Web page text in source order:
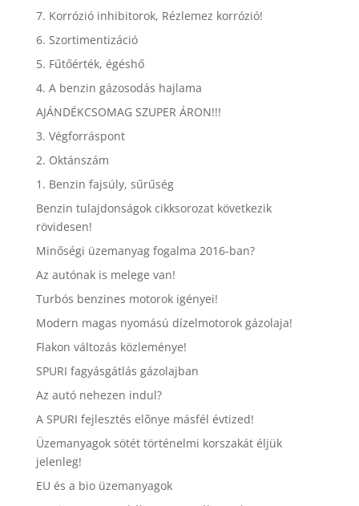
7. Korrózió inhibitorok, Rézlemez korrózió!
6. Szortimentizáció
5. Fűtőérték, égéshő
4. A benzin gázosodás hajlama
AJÁNDÉKCSOMAG SZUPER ÁRON!!!
3. Végforráspont
2. Oktánszám
1. Benzin fajsúly, sűrűség
Benzin tulajdonságok cikksorozat következik
rövidesen!
Minőségi üzemanyag fogalma 2016-ban?
Az autónak is melege van!
Turbós benzines motorok igényei!
Modern magas nyomású dízelmotorok gázolaja!
Flakon változás közleménye!
SPURI fagyásgátlás gázolajban
Az autó nehezen indul?
A SPURI fejlesztés elõnye másfél évtized!
Üzemanyagok sötét történelmi korszakát éljük
jelenleg!
EU és a bio üzemanyagok